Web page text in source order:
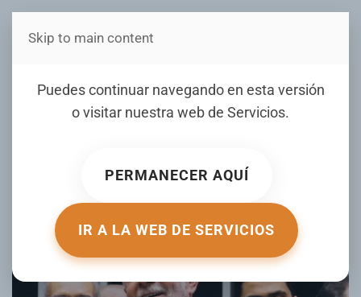
Estás en Telenord Medios
Puedes continuar navegando en esta versión
o visitar nuestra web de Servicios.
PERMANECER AQUÍ
IR A LA WEB DE SERVICIOS
Skip to main content
Brasil promete represalia si
Estados Unidos aplica un
ESCRITO POR LISTINDIARIO.COM EL 11 JULIO 2025